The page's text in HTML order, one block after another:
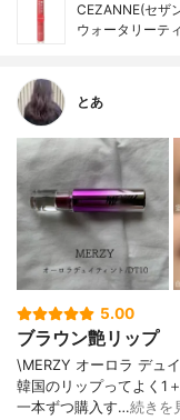
CEZANNE(セザ
ウォータリーテ
とあ
5.00
ブラウン艶リップ
\MERZY オーロラ デュ
韓国のリップってよく1
一本ずつ購入す…続きを